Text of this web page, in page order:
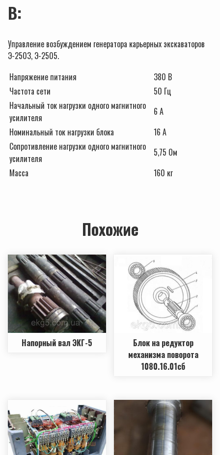
В:
Управление возбуждением генератора карьерных экскаваторов
Э-2503, Э-2505.
Напряжение питания
380 В
Частота сети
50 Гц
Начальный ток нагрузки одного магнитного
усилителя
6 А
Номинальный ток нагрузки блока
16 А
Сопротивление нагрузки одного магнитного
усилителя
5,75 Ом
Масса
160 кг
Похожие
Напорный вал ЭКГ-5
Блок на редуктор
механизма поворота
1080.16.01сб